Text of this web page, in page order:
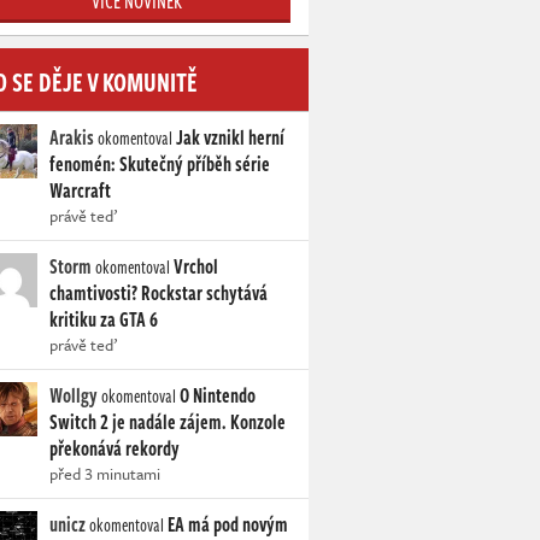
SE DĚJE V KOMUNITĚ
ArakisokomentovalJak vznikl herní
fenomén: Skutečný příběh série
Warcraft
právě teď
StormokomentovalVrchol
chamtivosti? Rockstar schytává
kritiku za GTA 6
právě teď
WollgyokomentovalO Nintendo
Switch 2 je nadále zájem. Konzole
překonává rekordy
před 3 minutami
uniczokomentoval EA má pod novým